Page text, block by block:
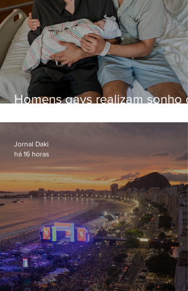
Homens gays realizam sonho
paternidade
Jornal Daki
há 16 horas